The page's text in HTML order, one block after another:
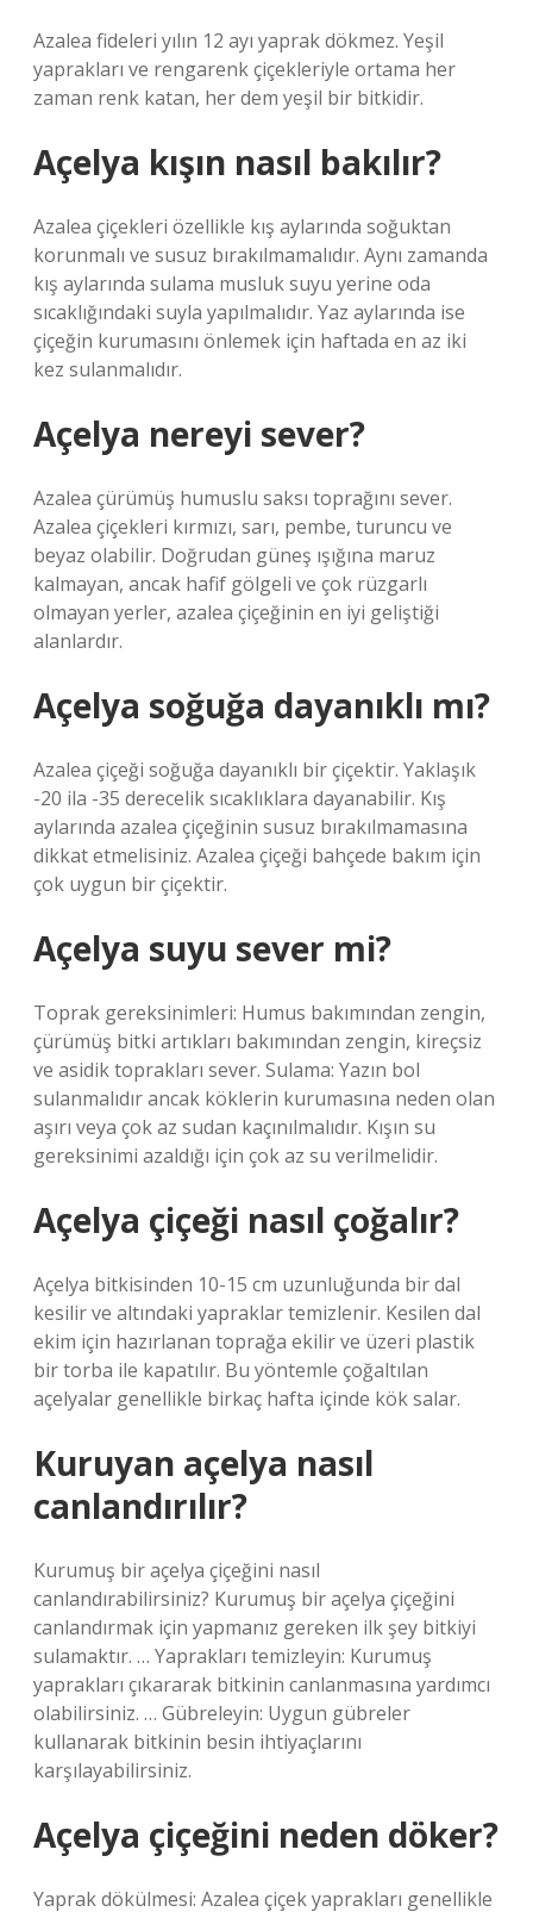
Azalea fideleri yılın 12 ayı yaprak dökmez. Yeşil
yaprakları ve rengarenk çiçekleriyle ortama her
zaman renk katan, her dem yeşil bir bitkidir.
Açelya kışın nasıl bakılır?
Azalea çiçekleri özellikle kış aylarında soğuktan
korunmalı ve susuz bırakılmamalıdır. Aynı zamanda
kış aylarında sulama musluk suyu yerine oda
sıcaklığındaki suyla yapılmalıdır. Yaz aylarında ise
çiçeğin kurumasını önlemek için haftada en az iki
kez sulanmalıdır.
Açelya nereyi sever?
Azalea çürümüş humuslu saksı toprağını sever.
Azalea çiçekleri kırmızı, sarı, pembe, turuncu ve
beyaz olabilir. Doğrudan güneş ışığına maruz
kalmayan, ancak hafif gölgeli ve çok rüzgarlı
olmayan yerler, azalea çiçeğinin en iyi geliştiği
alanlardır.
Açelya soğuğa dayanıklı mı?
Azalea çiçeği soğuğa dayanıklı bir çiçektir. Yaklaşık
-20 ila -35 derecelik sıcaklıklara dayanabilir. Kış
aylarında azalea çiçeğinin susuz bırakılmamasına
dikkat etmelisiniz. Azalea çiçeği bahçede bakım için
çok uygun bir çiçektir.
Açelya suyu sever mi?
Toprak gereksinimleri: Humus bakımından zengin,
çürümüş bitki artıkları bakımından zengin, kireçsiz
ve asidik toprakları sever. Sulama: Yazın bol
sulanmalıdır ancak köklerin kurumasına neden olan
aşırı veya çok az sudan kaçınılmalıdır. Kışın su
gereksinimi azaldığı için çok az su verilmelidir.
Açelya çiçeği nasıl çoğalır?
Açelya bitkisinden 10-15 cm uzunluğunda bir dal
kesilir ve altındaki yapraklar temizlenir. Kesilen dal
ekim için hazırlanan toprağa ekilir ve üzeri plastik
bir torba ile kapatılır. Bu yöntemle çoğaltılan
açelyalar genellikle birkaç hafta içinde kök salar.
Kuruyan açelya nasıl
canlandırılır?
Kurumuş bir açelya çiçeğini nasıl
canlandırabilirsiniz? Kurumuş bir açelya çiçeğini
canlandırmak için yapmanız gereken ilk şey bitkiyi
sulamaktır. … Yaprakları temizleyin: Kurumuş
yaprakları çıkararak bitkinin canlanmasına yardımcı
olabilirsiniz. … Gübreleyin: Uygun gübreler
kullanarak bitkinin besin ihtiyaçlarını
karşılayabilirsiniz.
Açelya çiçeğini neden döker?
Yaprak dökülmesi: Azalea çiçek yaprakları genellikle